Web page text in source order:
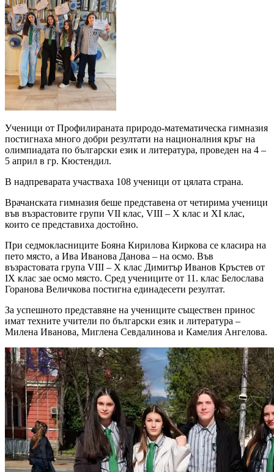
Ученици от Профилираната природо-математическа гимназия
постигнаха много добри резултати на националния кръг на
олимпиадата по български език и литература, проведен на 4 –
5 април в гр. Кюстендил.
В надпреварата участваха 108 ученици от цялата страна.
Врачанската гимназия беше представена от четирима ученици
във възрастовите групи VII клас, VIII – X клас и XI клас,
които се представиха достойно.
При седмокласниците Бояна Кирилова Киркова се класира на
пето място, а Ива Иванова Данова – на осмо. Във
възрастовата група VIII – X клас Димитър Иванов Кръстев от
IX клас зае осмо място. Сред учениците от 11. клас Белослава
Горанова Величкова постигна единадесети резултат.
За успешното представяне на учениците съществен принос
имат техните учители по български език и литература –
Милена Иванова, Миглена Севдалинова и Камелия Ангелова.